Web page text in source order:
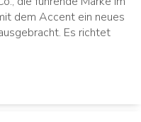
dem Accent ein neues
Es richtet